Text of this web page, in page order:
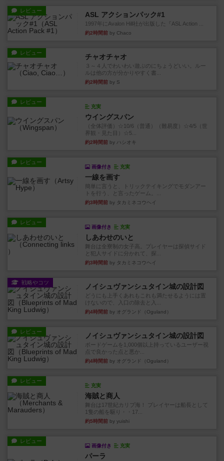
レビュー ASL アクションパック#1
1997年にAvalon Hill社が出版した『ASL Action ...
約2時間前 by Chaco
レビュー チャオチャオ
３～４人でわいわい遊ぶのにちょうどいい。ルー
ルは他の方が分かりやすく書...
約2時間前 by S
レビュー
充実
ウイングスパン
（全体評価）☆10/6（普通）（難易度）☆4/5（世
界観・見た目）☆5...
約2時間前 by ハシオキ
レビュー
画像付き 充実
一線を画す
簡単に言うと、トリックテイキングでモダンアー
トを行う、と言ったゲーム。...
約3時間前 by タカミネコウヘイ
レビュー
画像付き 充実
しあわせのいと
舞台は全寮制の女子高。プレイヤーは探偵サイド
と犯人サイドに分かれて、探...
約3時間前 by タカミネコウヘイ
戦略やコツ ノイシュヴァンシュタイン城の設計図
どうにも上手くあれもこれも満たせるようには置
けないので、入口の除去と入...
約4時間前 by オグランド（Oguland）
レビュー ノイシュヴァンシュタイン城の設計図
ボードゲームを1,000個以上持っているユーザー視
点で良かった点と悪か...
約4時間前 by オグランド（Oguland）
レビュー
充実
海賊と商人
舞台は17世紀カリブ海！ プレイヤーは船長として
1隻の船を駆り・・17...
約5時間前 by yuishi
レビュー
画像付き 充実
パーラ